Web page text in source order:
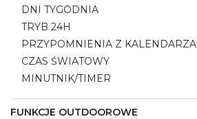
DNI TYGODNIA
TRYB 24H
PRZYPOMNIENIA Z KALENDARZA
CZAS ŚWIATOWY
MINUTNIK/TIMER
FUNKCJE OUTDOOROWE